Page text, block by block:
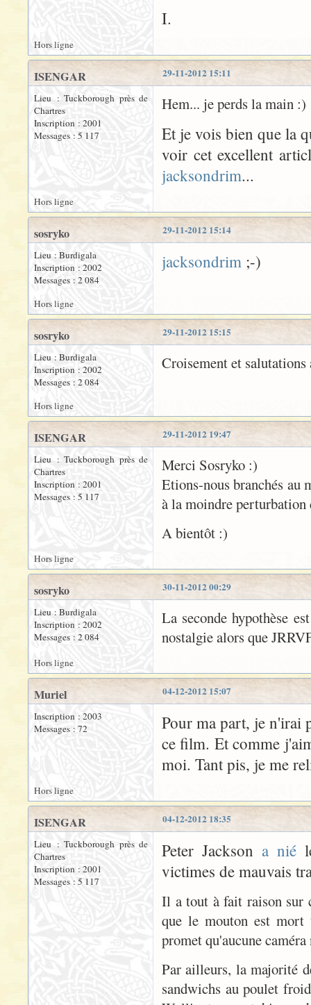
I.
Hors ligne
29-11-2012 15:11
ISENGAR
Lieu : Tuckborough près de
Chartres
Inscription : 2001
Messages : 5 117
Hem... je perds la main :)
Et je vois bien que la
voir cet excellent
jacksondrim...
Hors ligne
29-11-2012 15:14
sosryko
Lieu : Burdigala
Inscription : 2002
Messages : 2 084
jacksondrim ;-)
Hors ligne
29-11-2012 15:15
sosryko
Lieu : Burdigala
Inscription : 2002
Messages : 2 084
Croisement et salutations
Hors ligne
29-11-2012 19:47
ISENGAR
Lieu : Tuckborough près de
Chartres
Inscription : 2001
Messages : 5 117
Merci Sosryko :)
Etions-nous branchés au
à la moindre perturbation
A bientôt :)
Hors ligne
30-11-2012 00:29
sosryko
Lieu : Burdigala
Inscription : 2002
Messages : 2 084
La seconde hypothèse
nostalgie alors que
Hors ligne
04-12-2012 15:07
Muriel
Inscription : 2003
Messages : 72
Pour ma part, je n'irai
ce film. Et comme
moi. Tant pis, je me
Hors ligne
04-12-2012 18:35
ISENGAR
Lieu : Tuckborough près de
Chartres
Inscription : 2001
Messages : 5 117
Peter Jackson a nié
victimes de mauvais
Il a tout à fait raison sur
que le mouton est mort
promet qu'aucune
Par ailleurs, la majorité
sandwichs au poulet